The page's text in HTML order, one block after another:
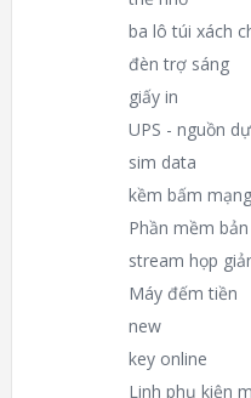
ba lô túi xách
đèn trợ sáng
giấy in
UPS - nguồn
sim data
kềm bấm mạng
Phần mềm
stream họp
Máy đếm tiền
new
key online
Linh phụ kiện